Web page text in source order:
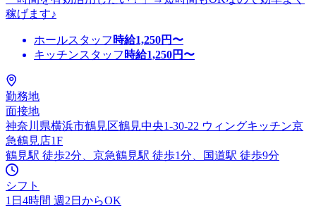
稼げます♪
ホールスタッフ 時給1,250円〜
キッチンスタッフ 時給1,250円〜
勤務地
面接地
神奈川県横浜市鶴見区鶴見中央1-30-22 ウィングキッチン京
急鶴見店1F
鶴見駅 徒歩2分、京急鶴見駅 徒歩1分、国道駅 徒歩9分
シフト
1日4時間 週2日からOK